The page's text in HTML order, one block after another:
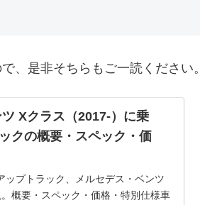
、是非そちらもご一読ください。
Xクラス（2017-）に乗
クの概要・スペック・価
ップトラック、メルセデス・ベンツ
概要・スペック・価格・特別仕様車